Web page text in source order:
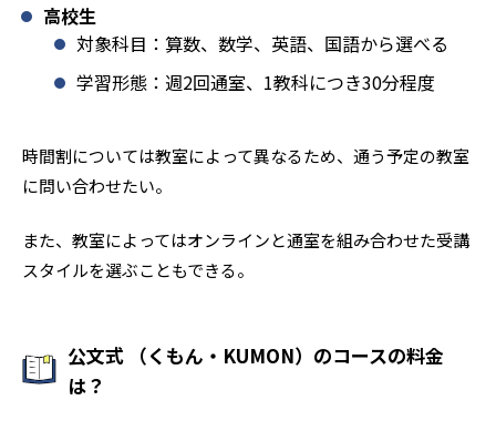
高校生
対象科目：算数、数学、英語、国語から選べる
学習形態：週2回通室、1教科につき30分程度
時間割については教室によって異なるため、通う予定の教室
に問い合わせたい。
また、教室によってはオンラインと通室を組み合わせた受講
スタイルを選ぶこともできる。
公文式 （くもん・KUMON）のコースの料金
は？